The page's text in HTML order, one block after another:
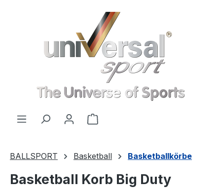
Warenkorb enthält 0
BALLSPORT Basketball Basketballkörbe
Basketball Korb Big Duty